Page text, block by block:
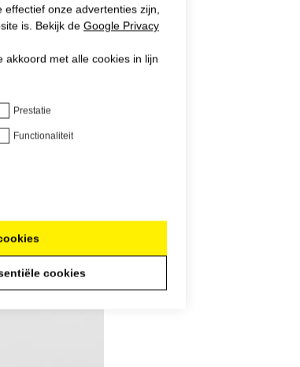
onze advertenties zijn,
is. Bekijk de Google Privacy
akkoord met alle cookies in lijn
Prestatie
Functionaliteit
cookies